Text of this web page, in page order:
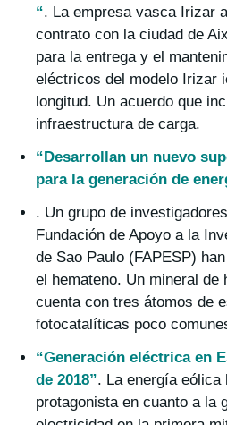
“. La empresa vasca Irizar
contrato con la ciudad de
para la entrega y el
eléctricos del modelo Irizar
longitud. Un acuerdo que
infraestructura de carga.
“Desarrollan un nuevo
para la generación de
. Un grupo de
Fundación de Apoyo a la
de Sao Paulo (FAPESP)
el hemateno. Un mineral de
cuenta con tres átomos de
fotocatalíticas poco
“Generación eléctrica en
de 2018”. La energía eólica
protagonista en cuanto a la